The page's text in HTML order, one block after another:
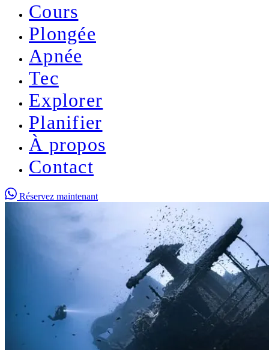
Cours
Plongée
Apnée
Tec
Explorer
Planifier
À propos
Contact
Réservez maintenant